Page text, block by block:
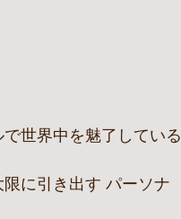
世界中を魅了している
に引き出す パーソナ